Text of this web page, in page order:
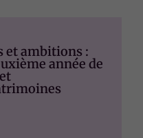
et ambitions :
année de
structure du
site Web, en
fonction de
la façon dont